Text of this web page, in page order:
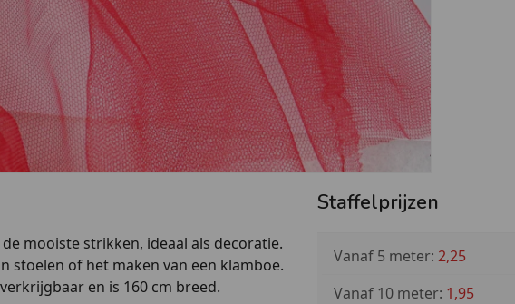
mooiste strikken, ideaal als decoratie.
stoelen of het maken van een klamboe.
en is 160 cm breed.
Staffelprijzen
Vanaf 5 meter: 2,25
Vanaf 10 meter: 1,95